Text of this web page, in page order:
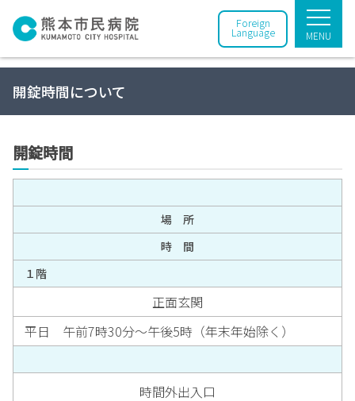
Foreign
Language MENU
開錠時間について
開錠時間
場 所
時 間
１階
正面玄関
平日 午前7時30分～午後5時（年末年始除く）
時間外出入口